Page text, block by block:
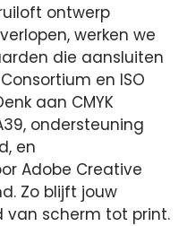
ontwerp
werken we
die aansluiten
en ISO
aan CMYK
ondersteuning
en
Adobe Creative
Zo blijft jouw
van scherm tot print.